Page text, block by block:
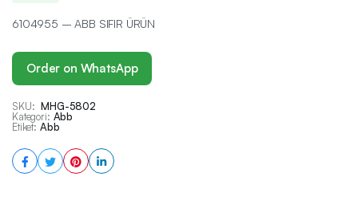
6104955 – ABB SIFIR ÜRÜN
Order on WhatsApp
SKU: MHG-5802
Kategori: Abb
Etiket: Abb